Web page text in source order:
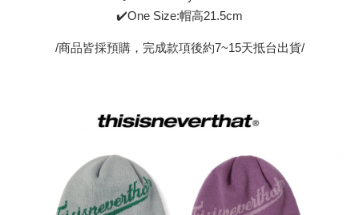
✔️One Size:帽高21.5cm
/商品皆採預購，完成款項後約7~15天抵台出貨/